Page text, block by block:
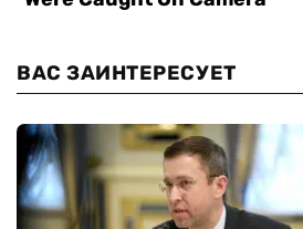
ВАС ЗАИНТЕРЕСУЕТ